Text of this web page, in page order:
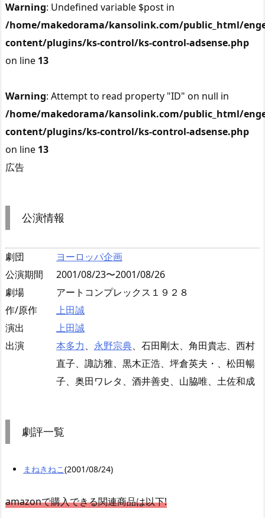
Warning: Undefined variable $post in
/home/makedorama/kansolink.com/public_html/
content/plugins/ks-control/ks-control-adsense.php
on line 13
Warning: Attempt to read property "ID" on null in
/home/makedorama/kansolink.com/public_html/
content/plugins/ks-control/ks-control-adsense.php
on line 13
広告
公演情報
劇団
ヨーロッパ企画
公演期間
2001/08/23〜2001/08/26
劇場
アートコンプレックス１９２８
作/原作
上田誠
演出
上田誠
出演
本多力、 永野宗典、石田剛太、角田貴志、西村
直子、諏訪雅、黒木正浩、坪倉英夫・、松田暢
子、奥田ワレタ、酒井善史、山脇唯、土佐和成
劇評一覧
まねきねこ(2001/08/24)
amazonで購入できる関連商品は以下!